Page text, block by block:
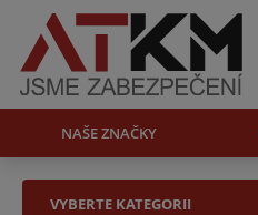
NAŠE ZNAČKY
VYBERTE KATEGORII